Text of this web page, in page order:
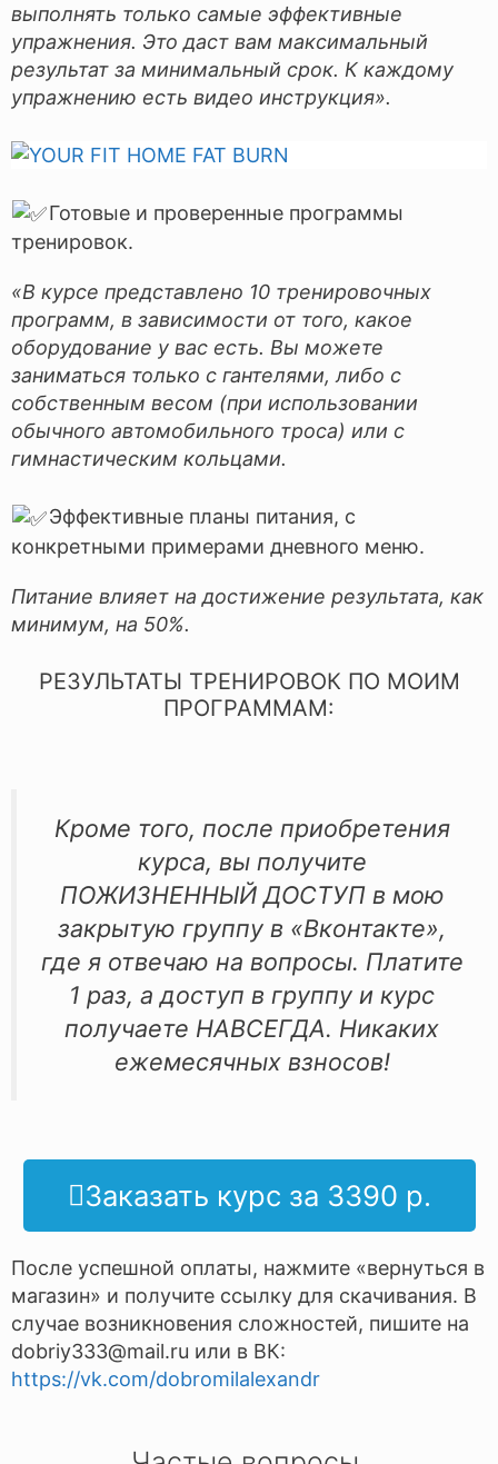
выполнять только самые эффективные
упражнения. Это даст вам максимальный
результат за минимальный срок. К каждому
упражнению есть видео инструкция».
Готовые и проверенные программы
тренировок.
«В курсе представлено 10 тренировочных
программ, в зависимости от того, какое
оборудование у вас есть. Вы можете
заниматься только с гантелями, либо с
собственным весом (при использовании
обычного автомобильного троса) или с
гимнастическим кольцами.
Эффективные планы питания, с
конкретными примерами дневного меню.
Питание влияет на достижение результата, как
минимум, на 50%.
РЕЗУЛЬТАТЫ ТРЕНИРОВОК ПО МОИМ
ПРОГРАММАМ:
Кроме того, после приобретения
курса, вы получите
ПОЖИЗНЕННЫЙ ДОСТУП в мою
закрытую группу в «Вконтакте»,
где я отвечаю на вопросы. Платите
1 раз, а доступ в группу и курс
получаете НАВСЕГДА. Никаких
ежемесячных взносов!
Заказать курс за 3390 р.
После успешной оплаты, нажмите «вернуться в
магазин» и получите ссылку для скачивания. В
случае возникновения сложностей, пишите на
dobriy333@mail.ru или в ВК:
https://vk.com/dobromilalexandr